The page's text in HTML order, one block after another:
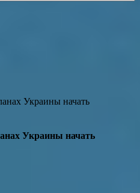
Украины начать